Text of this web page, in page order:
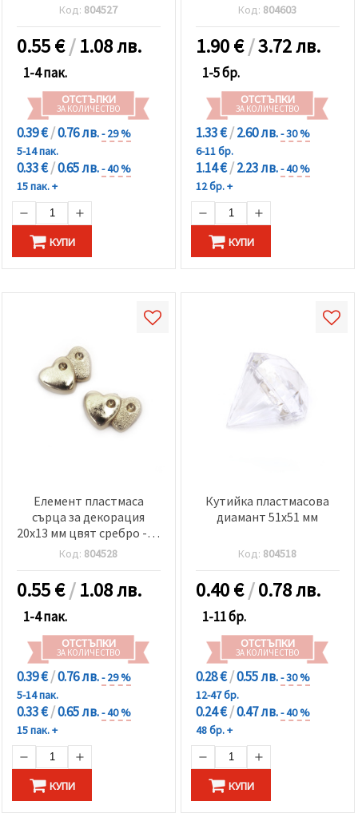
броя
Код: 804527
0.55€/1.08 лв.
1-4 пак.
ОТСТЪПКИ
ЗА КОЛИЧЕСТВО
0.39 €/0.76 лв.- 29 %
5-14 пак.
0.33 €/0.65 лв.- 40 %
15 пак. +
КУПИ
Код: 804603
1.90€/3.72 лв.
1-5 бр.
ОТСТЪПКИ
ЗА КОЛИЧЕСТВО
1.33 €/2.60 лв.- 30 %
6-11 бр.
1.14 €/2.23 лв.- 40 %
12 бр. +
КУПИ
Елемент пластмаса
сърца за декорация
20x13 мм цвят сребро -10
броя
Код: 804528
0.55€/1.08 лв.
1-4 пак.
ОТСТЪПКИ
ЗА КОЛИЧЕСТВО
0.39 €/0.76 лв.- 29 %
5-14 пак.
0.33 €/0.65 лв.- 40 %
15 пак. +
КУПИ
Кутийка пластмасова
диамант 51x51 мм
Код: 804518
0.40€/0.78 лв.
1-11 бр.
ОТСТЪПКИ
ЗА КОЛИЧЕСТВО
0.28 €/0.55 лв.- 30 %
12-47 бр.
0.24 €/0.47 лв.- 40 %
48 бр. +
КУПИ